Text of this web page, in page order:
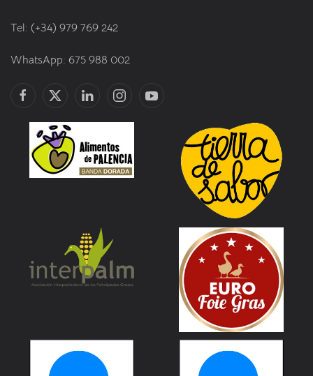
Tel: (+34) 979 769 242
WhatsApp: 675 988 002